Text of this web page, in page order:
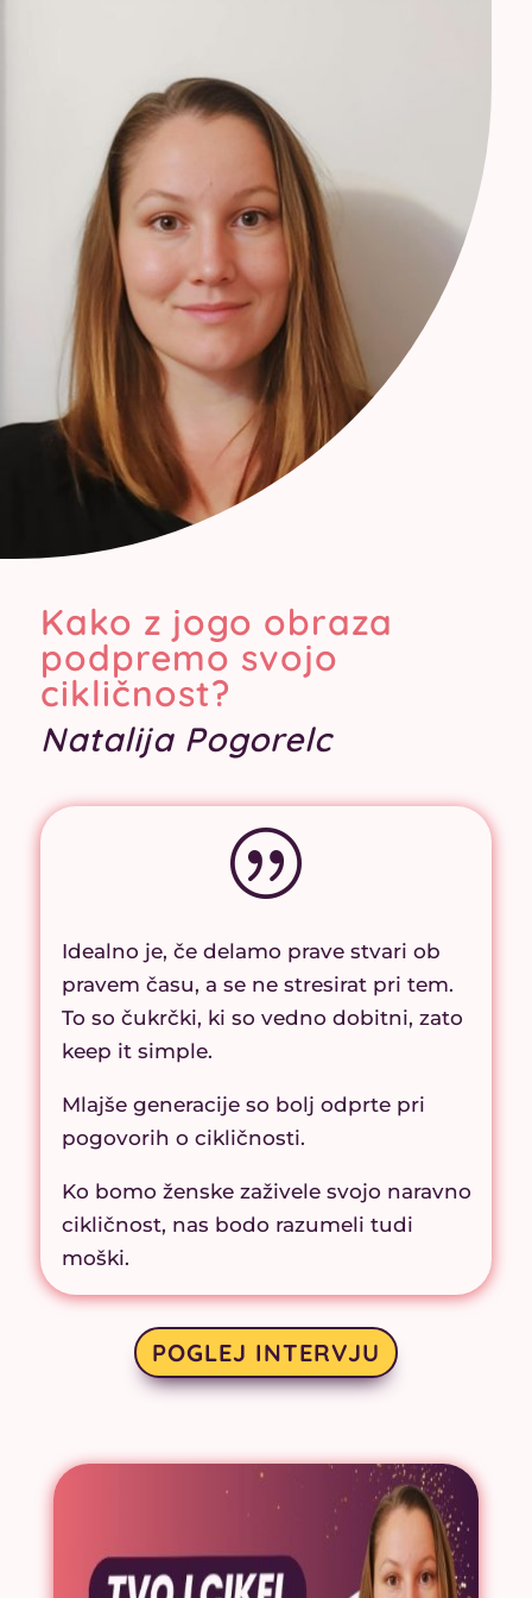
Kako z jogo obraza
podpremo svojo
cikličnost?
Natalija Pogorelc
|
Idealno je, če delamo prave stvari ob
pravem času, a se ne stresirat pri tem.
To so čukrčki, ki so vedno dobitni, zato
keep it simple.
Mlajše generacije so bolj odprte pri
pogovorih o cikličnosti.
Ko bomo ženske zaživele svojo naravno
cikličnost, nas bodo razumeli tudi
moški.
POGLEJ INTERVJU